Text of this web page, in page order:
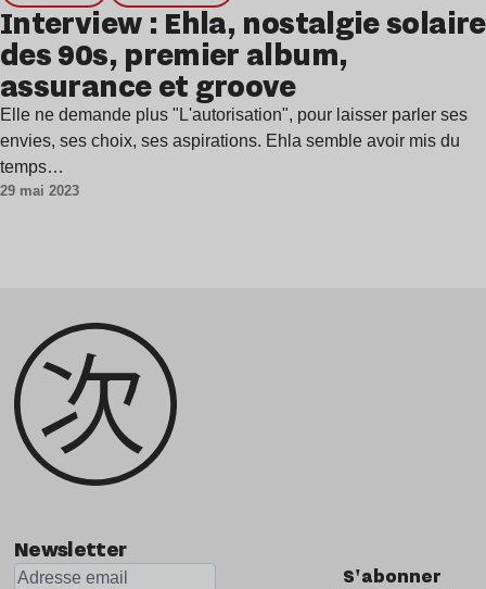
Interview : Ehla, nostalgie solaire
des 90s, premier album,
assurance et groove
Elle ne demande plus "L'autorisation", pour laisser parler ses
envies, ses choix, ses aspirations. Ehla semble avoir mis du
temps…
29 mai 2023
Newsletter
S'abonner